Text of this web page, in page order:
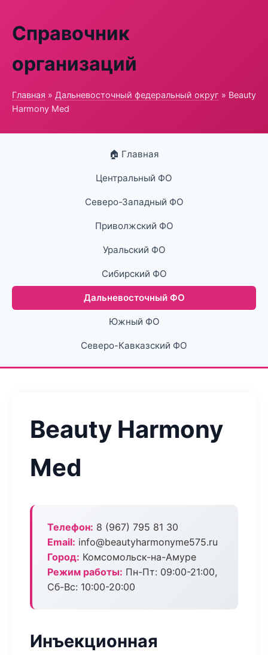
Справочник
организаций
Главная » Дальневосточный федеральный округ » Beauty
Harmony Med
🏠 Главная
Центральный ФО
Северо-Западный ФО
Приволжский ФО
Уральский ФО
Сибирский ФО
Дальневосточный ФО
Южный ФО
Северо-Кавказский ФО
Beauty Harmony
Med
Телефон: 8 (967) 795 81 30
Email: info@beautyharmonyme575.ru
Город: Комсомольск-на-Амуре
Режим работы: Пн-Пт: 09:00-21:00,
Сб-Вс: 10:00-20:00
Инъекционная